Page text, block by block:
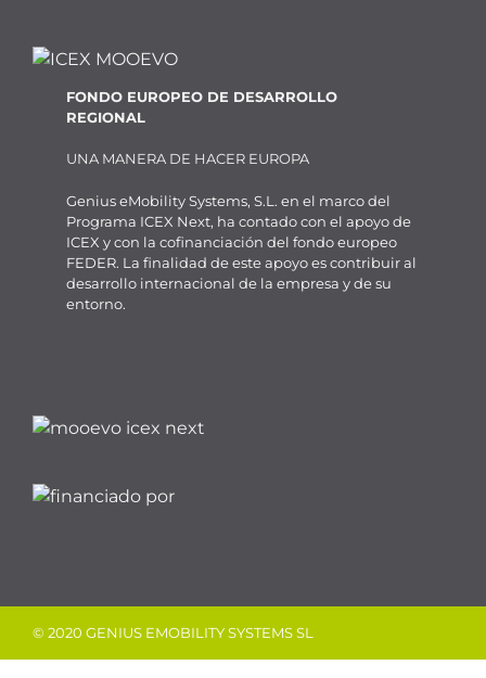
FONDO EUROPEO DE DESARROLLO
REGIONAL
UNA MANERA DE HACER EUROPA
Genius eMobility Systems, S.L. en el marco del
Programa ICEX Next, ha contado con el apoyo de
ICEX y con la cofinanciación del fondo europeo
FEDER. La finalidad de este apoyo es contribuir al
desarrollo internacional de la empresa y de su
entorno.
© 2020 GENIUS EMOBILITY SYSTEMS SL